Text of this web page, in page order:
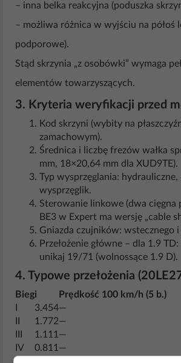
– inna belka reakcyjna (poduszka
– możliwa różnica w wyjściu na półoś
podporowe).
Stąd skrzynia „z osobówki” wymaga
elementów towarzyszących.
3. Kryteria weryfikacji przed
Kod skrzyni (wybity na
zamachowym).
Średnica i liczbę frezów wałka
mm, 18×20,64 mm dla XUD9TE).
Typ wysprzęglania:
wysprzęglik.
Sterowanie linkowe (dwa cięgna
BE3 w Expert ma wersję „cable
Gniazda czujników: wstecznego i
Przełożenie główne – dla 1.9
unikaj 19/71 (wolnossące 1.9 D).
4. Typowe przełożenia
Biegi
Prędkość 100 km/h (5 b.)
3.454—
1.772—
1.111 —
IV
0.811 —